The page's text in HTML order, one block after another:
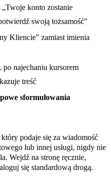
„Twoje konto zostanie
swoją tożsamość"
Kliencie" zamiast imienia
po najechaniu kursorem
treść
sformułowania
podaje się za wiadomość
lub innej usługi, nigdy nie
Wejdź na stronę ręcznie,
się standardową drogą.